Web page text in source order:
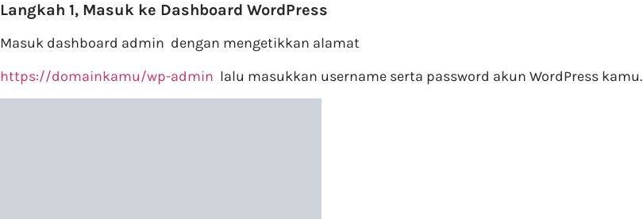
Langkah 1, Masuk ke Dashboard WordPress
Masuk dashboard admin dengan mengetikkan alamat
https://domainkamu/wp-admin lalu masukkan username serta password akun WordPress kamu.